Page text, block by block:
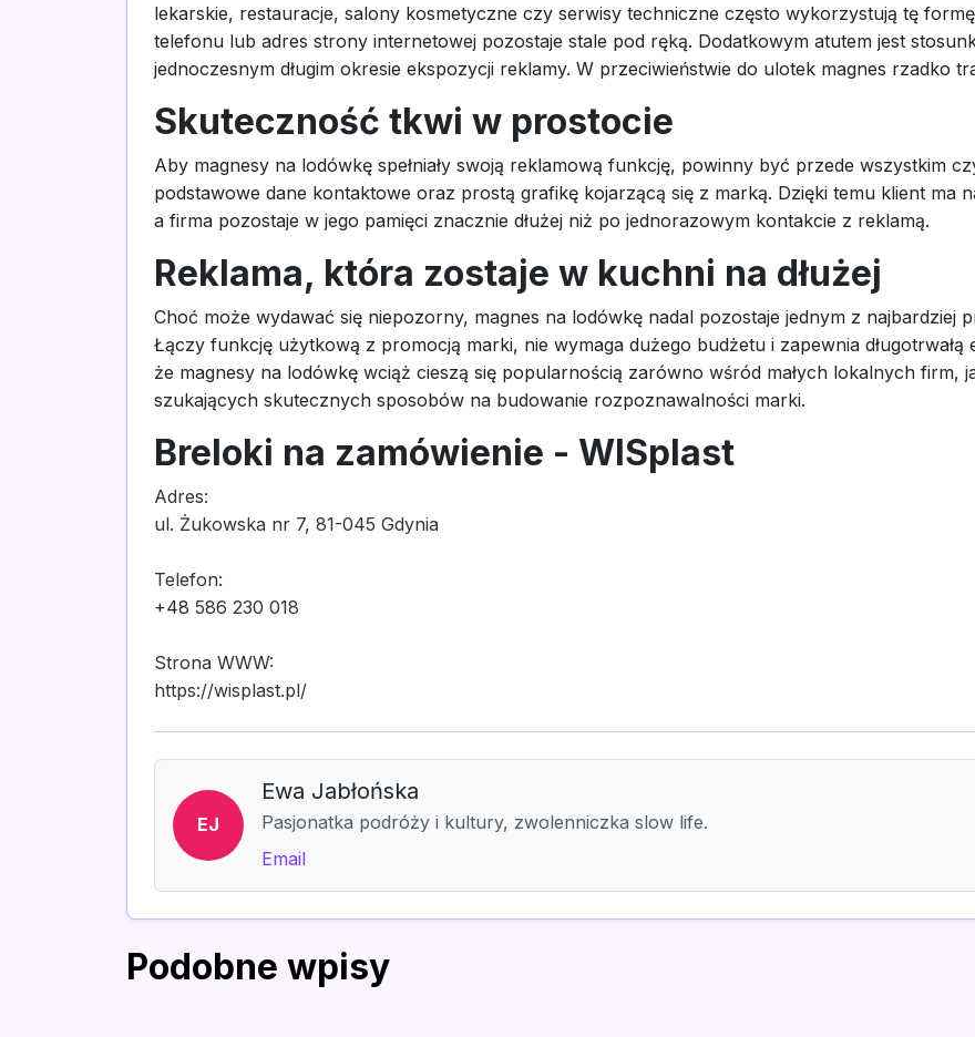
lekarskie, restauracje, salony kosmetyczne czy serwisy techniczne często wykorzystują tę
telefonu lub adres strony internetowej pozostaje stale pod ręką. Dodatkowym atutem jest
jednoczesnym długim okresie ekspozycji reklamy. W przeciwieństwie do ulotek magnes rzadko
Skuteczność tkwi w prostocie
Aby magnesy na lodówkę spełniały swoją reklamową funkcję, powinny być przede wszystkim
podstawowe dane kontaktowe oraz prostą grafikę kojarzącą się z marką. Dzięki temu klient ma
a firma pozostaje w jego pamięci znacznie dłużej niż po jednorazowym kontakcie z reklamą.
Reklama, która zostaje w kuchni na dłużej
Choć może wydawać się niepozorny, magnes na lodówkę nadal pozostaje jednym z najbardziej
Łączy funkcję użytkową z promocją marki, nie wymaga dużego budżetu i zapewnia
że magnesy na lodówkę wciąż cieszą się popularnością zarówno wśród małych lokalnych firm,
szukających skutecznych sposobów na budowanie rozpoznawalności marki.
Breloki na zamówienie - WISplast
Adres:
ul. Żukowska nr 7, 81-045 Gdynia
Telefon:
+48 586 230 018
Strona WWW:
https://wisplast.pl/
EJ
Ewa Jabłońska
Pasjonatka podróży i kultury, zwolenniczka slow life.
Email
Podobne wpisy